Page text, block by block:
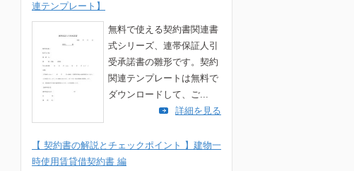
連テンプレート】
無料で使える契約書関連書
式シリーズ、連帯保証人引
受承諾書の雛形です。契約
関連テンプレートは無料で
ダウンロードして、ご...
詳細を見る
【 契約書の解説とチェックポイント 】建物一
時使用賃貸借契約書 編